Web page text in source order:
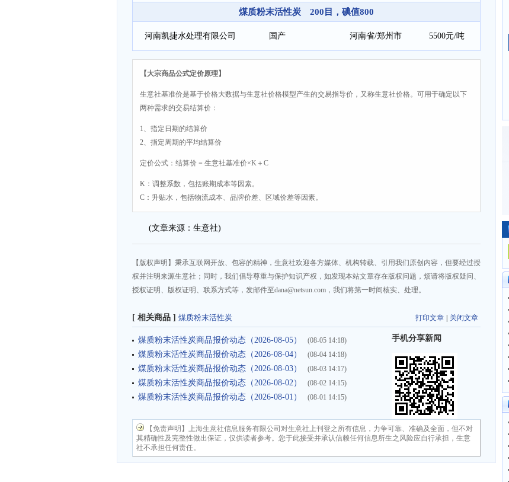
煤质粉末活性炭 200目，碘值800
河南凯捷水处理有限公司 国产 河南省/郑州市 5500元/吨
【大宗商品公式定价原理】
生意社基准价是基于价格大数据与生意社价格模型产生的交易指导价，又称生意社价格。可用于确定以下
两种需求的交易结算价：
1、指定日期的结算价
2、指定周期的平均结算价
定价公式：结算价 = 生意社基准价×K＋C
K：调整系数，包括账期成本等因素。
C：升贴水，包括物流成本、品牌价差、区域价差等因素。
(文章来源：生意社)
【版权声明】秉承互联网开放、包容的精神，生意社欢迎各方媒体、机构转载、引用我们原创内容，但要经过授
权并注明来源生意社；同时，我们倡导尊重与保护知识产权，如发现本站文章存在版权问题，烦请将版权疑问、
授权证明、版权证明、联系方式等，发邮件至dana@netsun.com，我们将第一时间核实、处理。
打印文章 关闭文章
[ 相关商品 ] 煤质粉末活性炭
煤质粉末活性炭商品报价动态（2026-08-05） (08-05 14:18)
煤质粉末活性炭商品报价动态（2026-08-04） (08-04 14:18)
煤质粉末活性炭商品报价动态（2026-08-03） (08-03 14:17)
煤质粉末活性炭商品报价动态（2026-08-02） (08-02 14:15)
煤质粉末活性炭商品报价动态（2026-08-01） (08-01 14:15)
手机分享新闻
【免责声明】上海生意社信息服务有限公司对生意社上刊登之所有信息，力争可靠、准确及全面，但不对
其精确性及完整性做出保证，仅供读者参考。您于此接受并承认信赖任何信息所生之风险应自行承担，生意
社不承担任何责任。